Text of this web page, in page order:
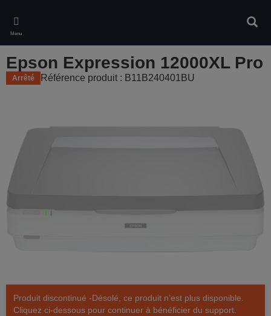
main
content
Menu
Epson Expression 12000XL Pro
Arrêté Référence produit : B11B240401BU
Produit discontinué -Désolé, ce produit n’est plus disponible.
Cliquez ci-dessous pour continuer à bénéficier du support.